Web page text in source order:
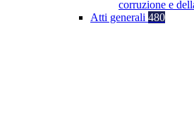
corruzione e
Atti generali 480